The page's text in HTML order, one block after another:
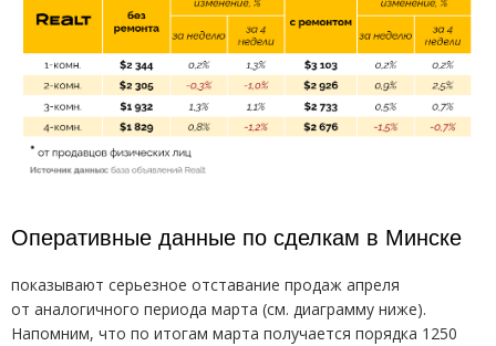
Оперативные данные по сделкам в Минске
показывают серьезное отставание продаж апреля
от аналогичного периода марта (см. диаграмму ниже).
Напомним, что по итогам марта получается порядка 1250